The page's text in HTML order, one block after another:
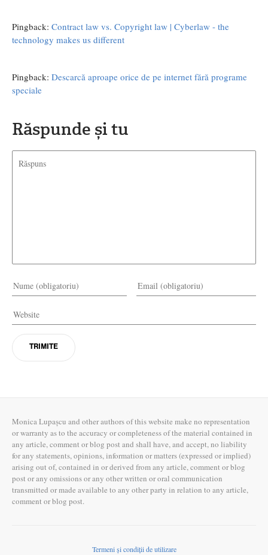
Pingback: Contract law vs. Copyright law | Cyberlaw - the
technology makes us different
Pingback: Descarcă aproape orice de pe internet fără programe
speciale
Răspunde și tu
Monica Lupașcu and other authors of this website make no representation
or warranty as to the accuracy or completeness of the material contained in
any article, comment or blog post and shall have, and accept, no liability
for any statements, opinions, information or matters (expressed or implied)
arising out of, contained in or derived from any article, comment or blog
post or any omissions or any other written or oral communication
transmitted or made available to any other party in relation to any article,
comment or blog post.
Termeni și condiții de utilizare